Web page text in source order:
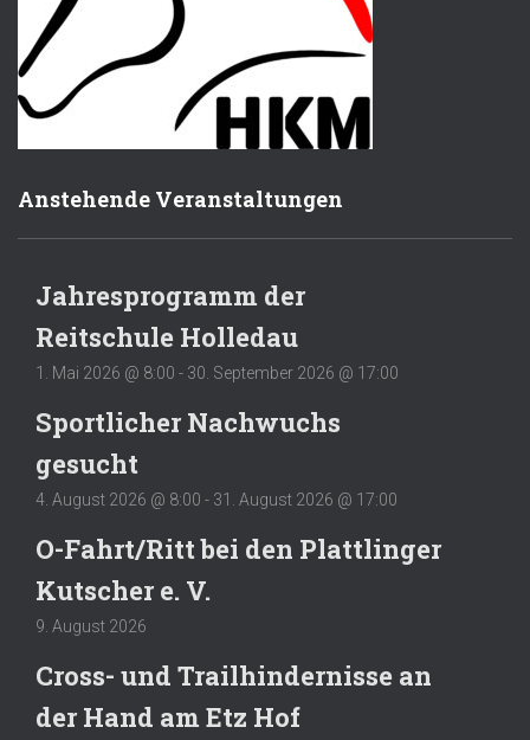
Anstehende Veranstaltungen
Jahresprogramm der
Reitschule Holledau
1. Mai 2026 @ 8:00 - 30. September 2026 @ 17:00
Sportlicher Nachwuchs
gesucht
4. August 2026 @ 8:00 - 31. August 2026 @ 17:00
O-Fahrt/Ritt bei den Plattlinger
Kutscher e. V.
9. August 2026
Cross- und Trailhindernisse an
der Hand am Etz Hof